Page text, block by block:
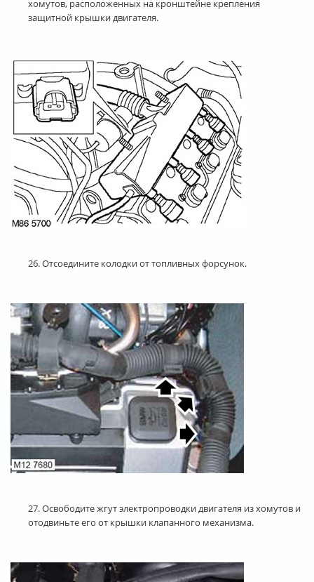
хомутов, расположенных на кронштейне крепления
защитной крышки двигателя.
26. Отсоедините колодки от топливных форсунок.
27. Освободите жгут электропроводки двигателя из хомутов и
отодвиньте его от крышки клапанного механизма.